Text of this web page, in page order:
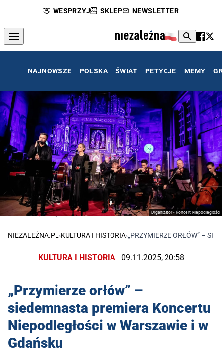
WESPRZYJ SKLEP NEWSLETTER
NAJNOWSZE POLSKA ŚWIAT PETYCJE MEMY
Organizator - Koncert Niepodległości
Koncert Niepodległości
NIEZALEŻNA.PL ›KULTURA I HISTORIA›„PRZYMIERZE ORŁÓW” –
KULTURA I HISTORIA 09.11.2025, 20:58
„Przymierze orłów” –
siedemnasta premiera Koncertu
Niepodległości w Warszawie i w
Gdańsku